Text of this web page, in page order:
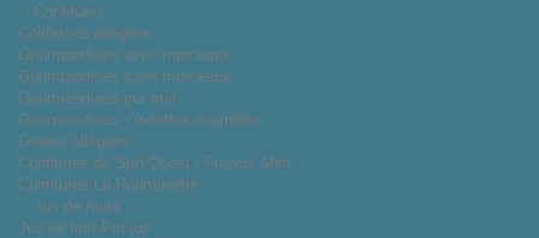
Confitures
Confitures allégées
Gourmandises avec morceaux
Gourmandises sans morceaux
Gourmandises pur fruit
Gourmandises - recettes originales
Gelées allégées
Confitures du Sud-Ouest - Francis Miot
Confitures La Roumanière
Jus de fruits
Jus de fruit Pur jus